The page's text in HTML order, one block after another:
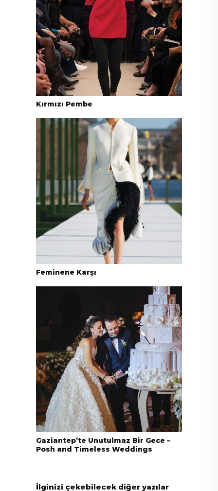
Kırmızı Pembe
Feminene Karşı
Gaziantep’te Unutulmaz Bir Gece –
Posh and Timeless Weddings
İlginizi çekebilecek diğer yazılar